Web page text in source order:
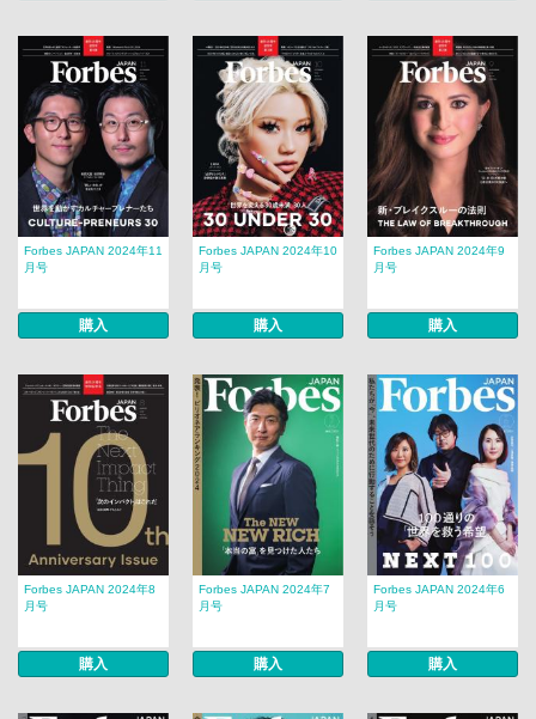
Forbes JAPAN 2024年11
月号
購入
Forbes JAPAN 2024年10
月号
購入
Forbes JAPAN 2024年9
月号
購入
Forbes JAPAN 2024年8
月号
購入
Forbes JAPAN 2024年7
月号
購入
Forbes JAPAN 2024年6
月号
購入